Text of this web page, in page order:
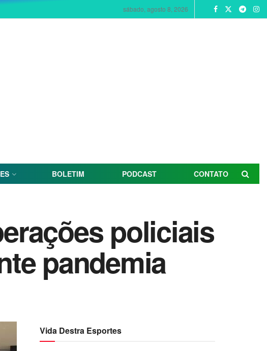
sábado, agosto 8, 2026
BOLETIM PODCAST CONTATO
policiais
pandemia
Vida Destra Esportes